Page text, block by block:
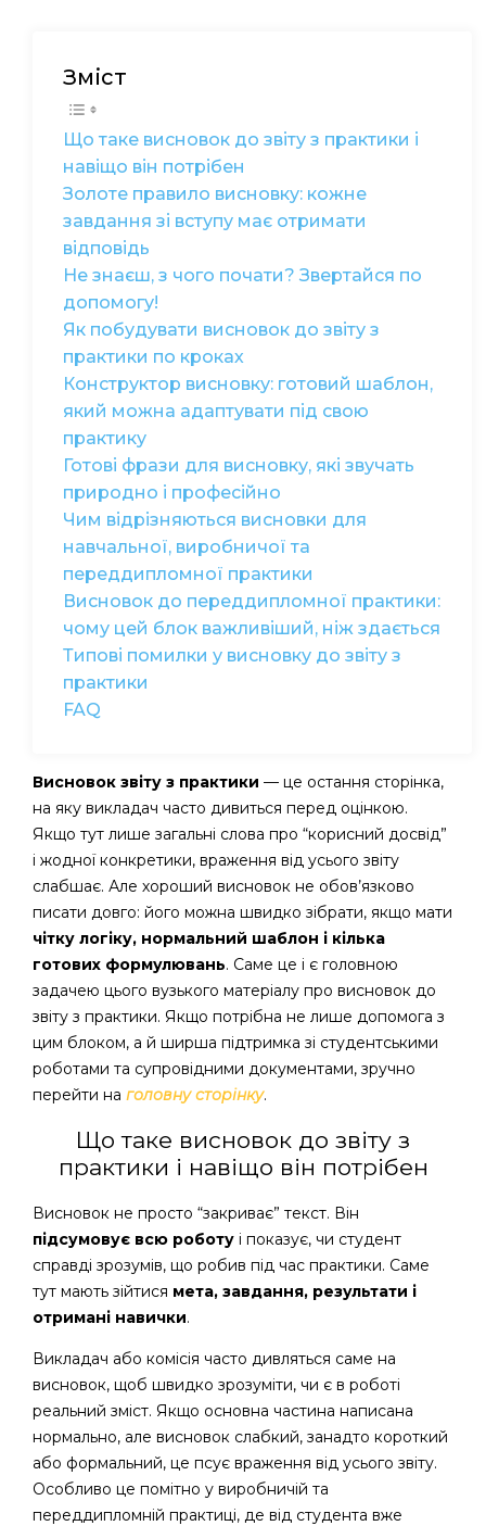
Зміст
Що таке висновок до звіту з практики і
навіщо він потрібен
Золоте правило висновку: кожне
завдання зі вступу має отримати
відповідь
Не знаєш, з чого почати? Звертайся по
допомогу!
Як побудувати висновок до звіту з
практики по кроках
Конструктор висновку: готовий шаблон,
який можна адаптувати під свою
практику
Готові фрази для висновку, які звучать
природно і професійно
Чим відрізняються висновки для
навчальної, виробничої та
переддипломної практики
Висновок до переддипломної практики:
чому цей блок важливіший, ніж здається
Типові помилки у висновку до звіту з
практики
FAQ
Висновок звіту з практики — це остання сторінка,
на яку викладач часто дивиться перед оцінкою.
Якщо тут лише загальні слова про “корисний досвід”
і жодної конкретики, враження від усього звіту
слабшає. Але хороший висновок не обов’язково
писати довго: його можна швидко зібрати, якщо мати
чітку логіку, нормальний шаблон і кілька
готових формулювань. Саме це і є головною
задачею цього вузького матеріалу про висновок до
звіту з практики. Якщо потрібна не лише допомога з
цим блоком, а й ширша підтримка зі студентськими
роботами та супровідними документами, зручно
перейти на головну сторінку.
Що таке висновок до звіту з
практики і навіщо він потрібен
Висновок не просто “закриває” текст. Він
підсумовує всю роботу і показує, чи студент
справді зрозумів, що робив під час практики. Саме
тут мають зійтися мета, завдання, результати і
отримані навички.
Викладач або комісія часто дивляться саме на
висновок, щоб швидко зрозуміти, чи є в роботі
реальний зміст. Якщо основна частина написана
нормально, але висновок слабкий, занадто короткий
або формальний, це псує враження від усього звіту.
Особливо це помітно у виробничій та
переддипломній практиці, де від студента вже